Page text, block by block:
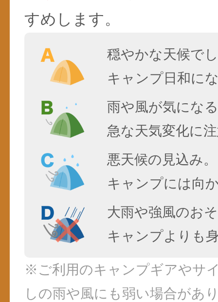
すめします。
穏やかな天候で
キャンプ日和に
雨や風が気にな
急な天気変化に
悪天候の見込み。
キャンプには向
大雨や強風のお
キャンプよりも
※ご利用のキャンプギアやサ
しの雨や風にも弱い場合があ